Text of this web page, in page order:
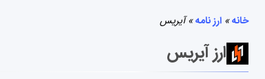
خانه» ارز نامه»آیریس
ارز آیریس